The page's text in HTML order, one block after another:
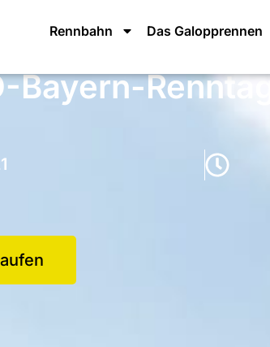
Rennbahn Das Galopprennen
Bayern-